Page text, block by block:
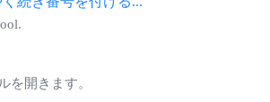
を開きます。